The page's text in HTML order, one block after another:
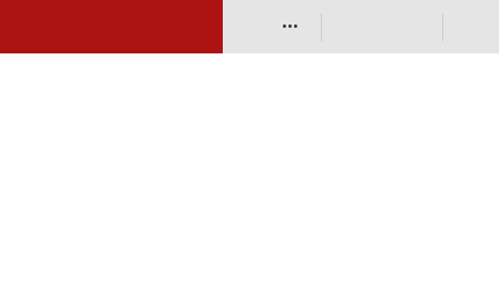
•••